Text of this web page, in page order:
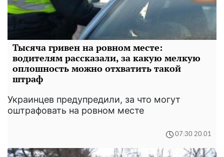
Тысяча гривен на ровном месте:
водителям рассказали, за какую мелкую
оплошность можно отхватить такой
штраф
Украинцев предупредили, за что могут
оштрафовать на ровном месте
07:30 20.01